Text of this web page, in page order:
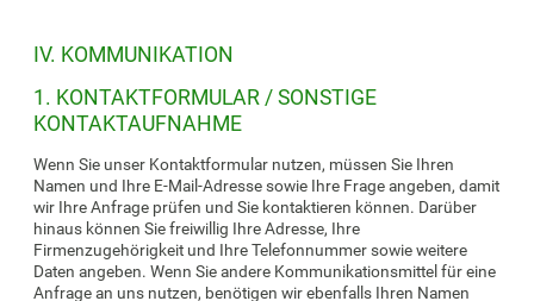
IV. KOMMUNIKATION
1. KONTAKTFORMULAR / SONSTIGE
KONTAKTAUFNAHME
Wenn Sie unser Kontaktformular nutzen, müssen Sie Ihren
Namen und Ihre E-Mail-Adresse sowie Ihre Frage angeben, damit
wir Ihre Anfrage prüfen und Sie kontaktieren können. Darüber
hinaus können Sie freiwillig Ihre Adresse, Ihre
Firmenzugehörigkeit und Ihre Telefonnummer sowie weitere
Daten angeben. Wenn Sie andere Kommunikationsmittel für eine
Anfrage an uns nutzen, benötigen wir ebenfalls Ihren Namen